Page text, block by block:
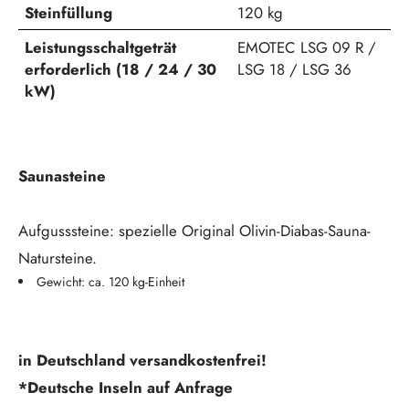
Steinfüllung
120 kg
Leistungsschaltgeträt
erforderlich (18 / 24 / 30
kW)
EMOTEC LSG 09 R /
LSG 18 / LSG 36
Saunasteine
Aufgusssteine: spezielle Original Olivin-Diabas-Sauna-
Natursteine.
Gewicht: ca. 120 kg-Einheit
in Deutschland versandkostenfrei!
*Deutsche Inseln auf Anfrage